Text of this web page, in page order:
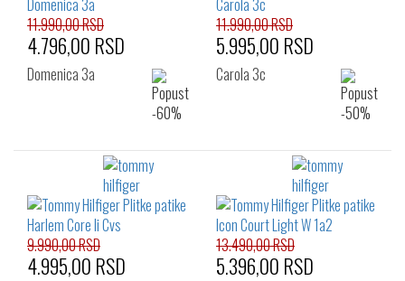
11.990,00 RSD
4.796,00 RSD
Domenica 3a
11.990,00 RSD
5.995,00 RSD
Carola 3c
9.990,00 RSD
4.995,00 RSD
13.490,00 RSD
5.396,00 RSD